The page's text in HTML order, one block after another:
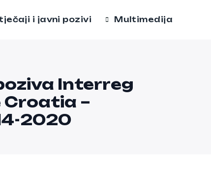
i javni pozivi Multimedija
Interreg
Croatia –
2020